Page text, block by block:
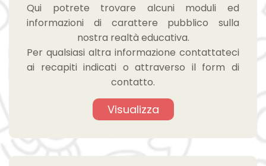
Qui potrete trovare alcuni moduli ed
informazioni di carattere pubblico sulla
nostra realtà educativa.
Per qualsiasi altra informazione contattateci
ai recapiti indicati o attraverso il form di
contatto.
Visualizza